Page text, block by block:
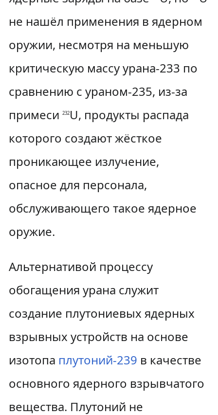
не нашёл применения в ядерном
оружии, несмотря на меньшую
критическую массу урана-233 по
сравнению с ураном-235, из-за
примеси 232U, продукты распада
которого создают жёсткое
проникающее излучение,
опасное для персонала,
обслуживающего такое ядерное
оружие.
Альтернативой процессу
обогащения урана служит
создание плутониевых ядерных
взрывных устройств на основе
изотопа плутоний-239 в качестве
основного ядерного взрывчатого
вещества. Плутоний не